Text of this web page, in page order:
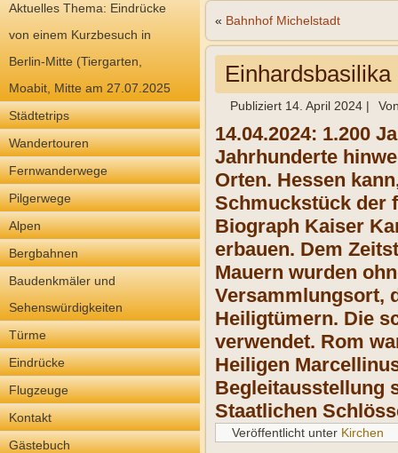
Aktuelles Thema: Eindrücke
von einem Kurzbesuch in
Berlin-Mitte (Tiergarten,
Moabit, Mitte am 27.07.2025
Städtetrips
Wandertouren
Fernwanderwege
Pilgerwege
Alpen
Bergbahnen
Baudenkmäler und
Sehenswürdigkeiten
Türme
Eindrücke
Flugzeuge
Kontakt
Gästebuch
« Bahnhof Michelstadt
Publiziert 14. April 2024 |
14.04.2024: 1.200
Jahrhunderte
Orten. Hessen
Schmuckstück der
Biograph Kaiser
erbauen. Dem
Mauern wurden
Versammlungsort,
Heiligtümern. Die
verwendet. Rom
Heiligen
Begleitausstellung
Staatlichen
Veröffentlicht unter Kirchen